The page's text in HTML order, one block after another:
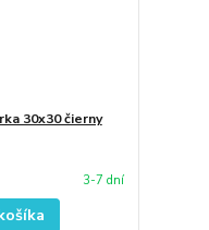
30x30 čierny
3-7 dní